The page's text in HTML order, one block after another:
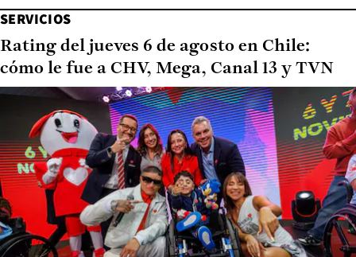
SERVICIOS
Rating del jueves 6 de agosto en Chile:
cómo le fue a CHV, Mega, Canal 13 y TVN